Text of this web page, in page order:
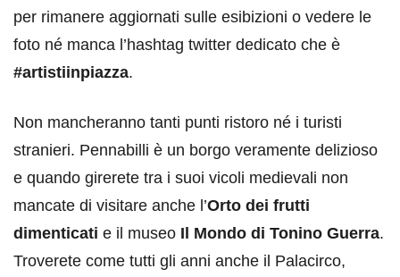
per rimanere aggiornati sulle esibizioni o vedere le
foto né manca l’hashtag twitter dedicato che è
#artistiinpiazza.
Non mancheranno tanti punti ristoro né i turisti
stranieri. Pennabilli è un borgo veramente delizioso
e quando girerete tra i suoi vicoli medievali non
mancate di visitare anche l’Orto dei frutti
dimenticati e il museo Il Mondo di Tonino Guerra.
Troverete come tutti gli anni anche il Palacirco,